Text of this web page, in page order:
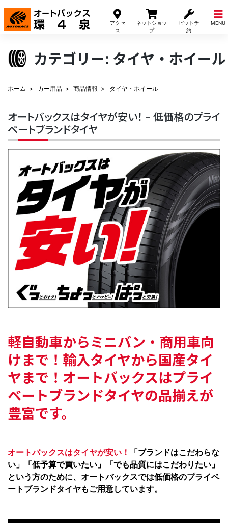
アクセ
ス
ネットショッ
プ
ピット予
約
MENU
Skip
content
カテゴリー: タイヤ・ホイール
ホーム カー用品 商品情報 タイヤ・ホイール
オートバックスはタイヤが安い！ – 低価格のプライ
ベートブランドタイヤ
軽自動車からミニバン・商用車向
けまで！ 輸入タイヤから国産タイ
ヤまで！ オートバックスはプライ
ベートブランドタイヤの品揃えが
豊富です。
オートバックスはタイヤが安い！
「ブランドはこだわらな
い」「低予算で買いたい」「でも品質にはこだわりたい」
という方のために、オートバックスでは低価格のプライベ
ートブランドタイヤもご用意しています。